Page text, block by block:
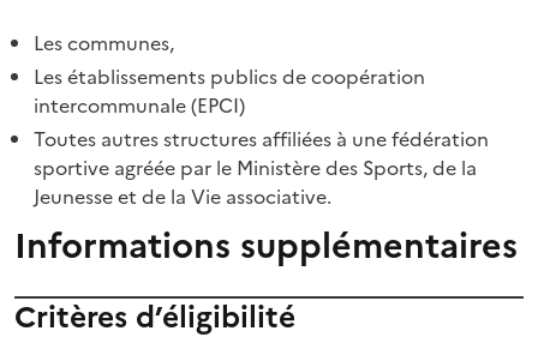
Les communes,
Les établissements publics de coopération
intercommunale (EPCI)
Toutes autres structures affiliées à une fédération
sportive agréée par le Ministère des Sports, de la
Jeunesse et de la Vie associative.
Informations supplémentaires
Critères d’éligibilité